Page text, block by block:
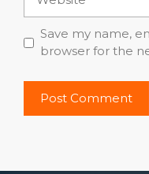
Save my name,
browser for the